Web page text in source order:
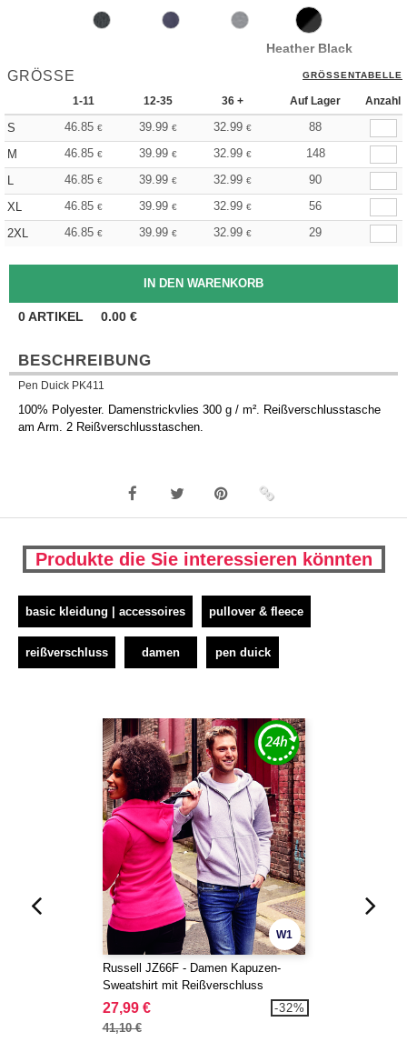
Heather Black
GRÖSSE GRÖSSENTABELLE
1-11 12-35 36 + Auf Lager Anzahl
S 46.85 € 39.99 € 32.99 €
88
M
46.85 € 39.99 € 32.99 €
148
L
46.85 € 39.99 € 32.99 €
90
XL
46.85 € 39.99 € 32.99 €
56
2XL
46.85 € 39.99 € 32.99 € 29
0ARTIKEL 0.00 €
BESCHREIBUNG
Pen Duick PK411
100% Polyester. Damenstrickvlies 300 g / m². Reißverschlusstasche
am Arm. 2 Reißverschlusstaschen.
Produkte die Sie interessieren könnten
basic kleidung | accessoires pullover & fleece
reißverschluss damen pen duick
W1
Russell JZ66F - Damen Kapuzen-
Sweatshirt mit Reißverschluss
27,99 €
41,10 €
-32%